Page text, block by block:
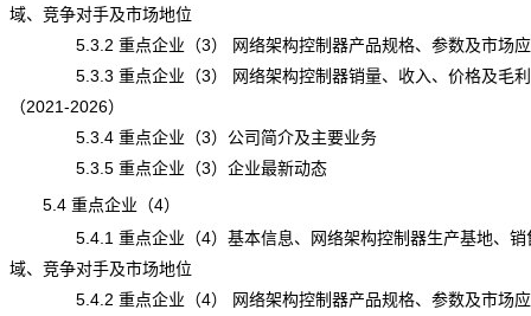
域、竞争对手及市场地位
5.3.2 重点企业（3） 网络架构控制器产品规格、参数及市场
5.3.3 重点企业（3） 网络架构控制器销量、收入、价格及毛
（2021-2026）
5.3.4 重点企业（3）公司简介及主要业务
5.3.5 重点企业（3）企业最新动态
5.4 重点企业（4）
5.4.1 重点企业（4）基本信息、网络架构控制器生产基地、销
域、竞争对手及市场地位
5.4.2 重点企业（4） 网络架构控制器产品规格、参数及市场